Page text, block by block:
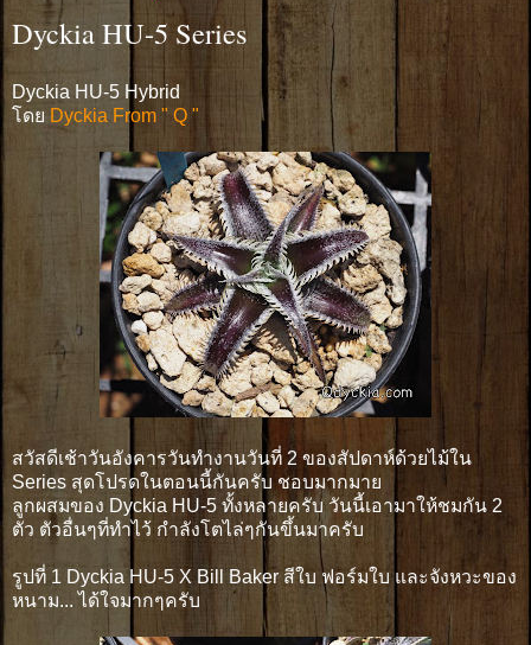
Dyckia HU-5 Series
Dyckia HU-5 Hybrid
โดย Dyckia From " Q "
สวัสดีเช้าวันอังคารวันทำงานวันที่ 2 ของสัปดาห์ด้วยไม้ใน
Series สุดโปรดในตอนนี้กันครับ ชอบมากมาย
ลูกผสมของ Dyckia HU-5 ทั้งหลายครับ วันนี้เอามาให้ชมกัน 2
ตัว ตัวอื่นๆที่ทำไว้ กำลังโตไล่ๆกันขึ้นมาครับ
รูปที่ 1 Dyckia HU-5 X Bill Baker สีใบ ฟอร์มใบ และจังหวะของ
หนาม... ได้ใจมากๆครับ